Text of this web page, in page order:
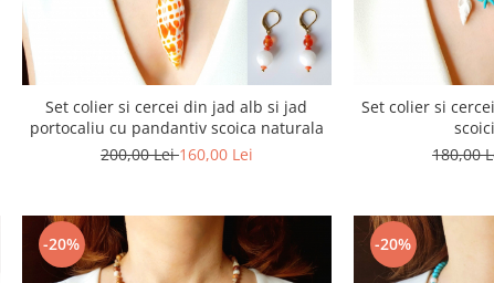
Set colier si cercei din jad alb si jad
portocaliu cu pandantiv scoica naturala
200,00 Lei160,00 Lei
Set colier si
180,00
-20% -20%